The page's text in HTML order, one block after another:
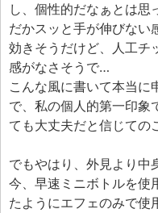
し、個性的だなぁとは思
だかスッと手が伸びない
効きそうだけど、人工チ
感がなさそうで…
こんな風に書いて本当に
で、私の個人的第一印象
ても大丈夫だと信じての
でもやはり、外見より中
今、早速ミニボトルを使
たようにエフェのみで使